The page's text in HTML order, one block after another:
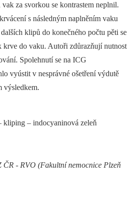
za svorkou se kontrastem neplnil.
s následným naplněním vaku
klipů do konečného počtu pěti se
do vaku. Autoři zdůrazňují nutnost
Spolehnutí se na ICG
vyústit v nesprávné ošetření výdutě
výsledkem.
kliping –⁠ indocyaninová zeleň
‑⁠ RVO (Fakultní nemocnice Plzeň